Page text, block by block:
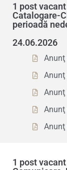
1 post
Catalogare-
perioadă
24.06.2026
Anunţ
Anunţ
Anunţ
Anunţ
Anunţ
1 post